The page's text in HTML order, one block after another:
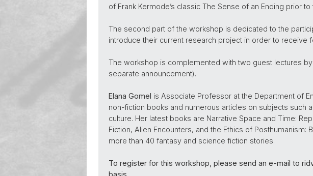
of Frank Kermode’s classic The Sense of an Ending prior
The second part of the workshop is dedicated to the
introduce their current research project in order to receive
The workshop is complemented with two guest lectures
separate announcement).
Elana Gomel is Associate Professor at the Department of
non-fiction books and numerous articles on subjects such
culture. Her latest books are Narrative Space and Time:
Fiction, Alien Encounters, and the Ethics of
more than 40 fantasy and science fiction stories.
To register for this workshop, please send an e-mail to
basis.